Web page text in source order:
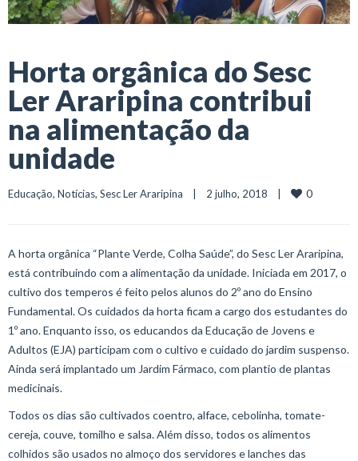
Horta orgânica do Sesc
Ler Araripina contribui
na alimentação da
unidade
Educação, Notícias, Sesc Ler Araripina
    |    2 julho, 2018    |
0
A horta orgânica “Plante Verde, Colha Saúde”, do Sesc Ler Araripina,
está contribuindo com a alimentação da unidade. Iniciada em 2017, o
cultivo dos temperos é feito pelos alunos do 2º ano do Ensino
Fundamental. Os cuidados da horta ficam a cargo dos estudantes do
1º ano. Enquanto isso, os educandos da Educação de Jovens e
Adultos (EJA) participam com o cultivo e cuidado do jardim suspenso.
Ainda será implantado um Jardim Fármaco, com plantio de plantas
medicinais.
Todos os dias são cultivados coentro, alface, cebolinha, tomate-
cereja, couve, tomilho e salsa. Além disso, todos os alimentos
colhidos são usados no almoço dos servidores e lanches das